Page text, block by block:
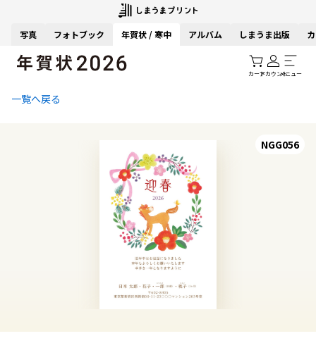
写真 フォトブック 年賀状 / 寒中 アルバム しまうま出版
カートアカウントメニュー
一覧へ戻る
NGG056